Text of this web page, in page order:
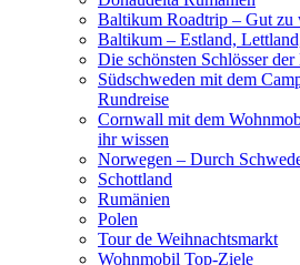
Baltikum Roadtrip – Gut zu
Baltikum – Estland,
Die schönsten Schlösser
Südschweden mit dem
Rundreise
Cornwall mit dem
ihr wissen
Norwegen – Durch
Schottland
Rumänien
Polen
Tour de Weihnachtsmarkt
Wohnmobil Top-Ziele